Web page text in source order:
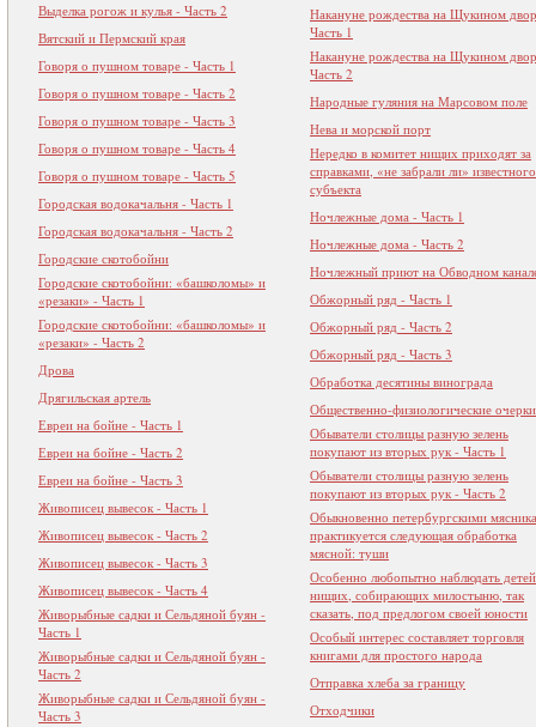
Выделка рогож и кулья - Часть 2
Вятский и Пермский края
Говоря о пушном товаре - Часть 1
Говоря о пушном товаре - Часть 2
Говоря о пушном товаре - Часть 3
Говоря о пушном товаре - Часть 4
Говоря о пушном товаре - Часть 5
Городская водокачальня - Часть 1
Городская водокачальня - Часть 2
Городские скотобойни
Городские скотобойни: «башколомы» и
«резаки» - Часть 1
Городские скотобойни: «башколомы» и
«резаки» - Часть 2
Дрова
Дрягильская артель
Евреи на бойне - Часть 1
Евреи на бойне - Часть 2
Евреи на бойне - Часть 3
Живописец вывесок - Часть 1
Живописец вывесок - Часть 2
Живописец вывесок - Часть 3
Живописец вывесок - Часть 4
Живорыбные садки и Сельдяной буян -
Часть 1
Живорыбные садки и Сельдяной буян -
Часть 2
Живорыбные садки и Сельдяной буян -
Часть 3
Накануне рождества на Щукином
Часть 1
Накануне рождества на Щукином
Часть 2
Народные гуляния на Марсовом поле
Нева и морской порт
Нередко в комитет нищих приходят за
справками, «не забрали ли» известного
субъекта
Ночлежные дома - Часть 1
Ночлежные дома - Часть 2
Ночлежный приют на Обводном
Обжорный ряд - Часть 1
Обжорный ряд - Часть 2
Обжорный ряд - Часть 3
Обработка десятины винограда
Общественно-физиологические очерки
Обыватели столицы разную зелень
покупают из вторых рук - Часть 1
Обыватели столицы разную зелень
покупают из вторых рук - Часть 2
Обыкновенно петербургскими
практикуется следующая обработка
мясной: туши
Особенно любопытно наблюдать
нищих, собирающих милостыню, так
сказать, под предлогом своей юности
Особый интерес составляет торговля
книгами для простого народа
Отправка хлеба за границу
Отходчики